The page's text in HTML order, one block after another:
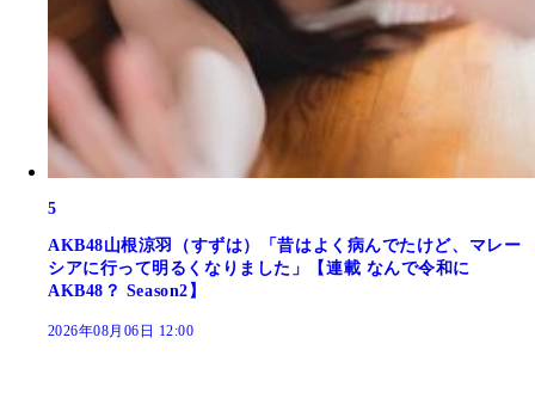
5
AKB48山根涼羽（すずは）「昔はよく病んでたけど、マレー
シアに行って明るくなりました」【連載 なんで令和に
AKB48？ Season2】
2026年08月06日 12:00